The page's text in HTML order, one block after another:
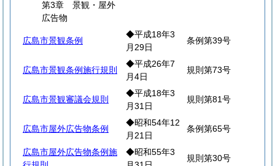
第3章 景観・屋外
広告物
広島市景観条例
◆平成18年3
月29日
条例第39号
広島市景観条例施行規則
◆平成26年7
月4日
規則第73号
広島市景観審議会規則
◆平成18年3
月31日
規則第81号
広島市屋外広告物条例
◆昭和54年12
月21日
条例第65号
広島市屋外広告物条例施
◆昭和55年3
規則第30号